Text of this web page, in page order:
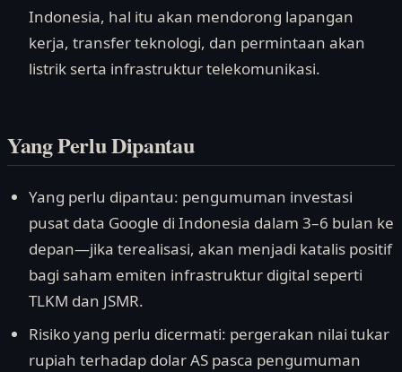
Indonesia, hal itu akan mendorong lapangan
kerja, transfer teknologi, dan permintaan akan
listrik serta infrastruktur telekomunikasi.
Yang Perlu Dipantau
Yang perlu dipantau: pengumuman investasi
pusat data Google di Indonesia dalam 3–6 bulan ke
depan—jika terealisasi, akan menjadi katalis positif
bagi saham emiten infrastruktur digital seperti
TLKM dan JSMR.
Risiko yang perlu dicermati: pergerakan nilai tukar
rupiah terhadap dolar AS pasca pengumuman